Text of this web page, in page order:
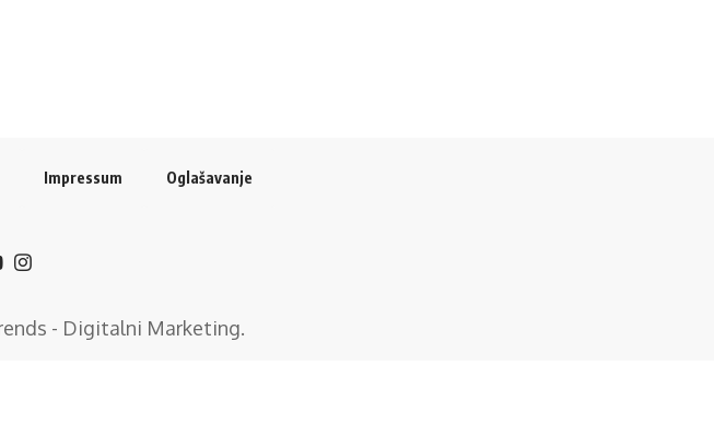
Impressum Oglašavanje
- Digitalni Marketing.